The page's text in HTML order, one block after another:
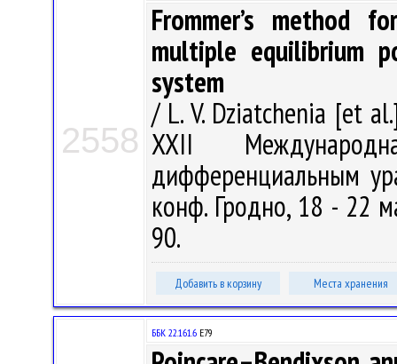
2558
Frommer’s method
multiple equilibrium
system
/ L. V. Dziatchenia [et
XXII
дифференциальным
конф. Гродно, 18 - 22
90.
Добавить в корзину Места хранения
ББК 22.161.6 Е79